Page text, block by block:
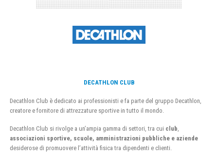
DECATHLON CLUB
Decathlon Club è dedicato ai professionisti e fa parte del gruppo Decathlon,
creatore e fornitore di attrezzature sportive in tutto il mondo.
Decathlon Club si rivolge a un’ampia gamma di settori, tra cui club
associazioni sportive, scuole, amministrazioni pubbliche e aziende
desiderose di promuovere l’attività fisica tra dipendenti e clienti.